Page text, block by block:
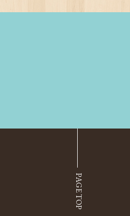
PAGE TOP